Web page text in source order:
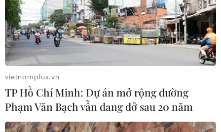
Mỹ cảnh báo nguy cơ khủng bố ở châu Âu
vietnamplus.vn
TP Hồ Chí Minh: Dự án mở rộng đường
Phạm Văn Bạch vẫn dang dở sau 20 năm